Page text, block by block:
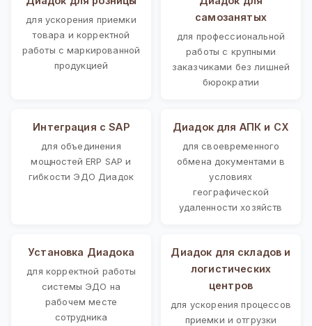
для ускорения приемки
товара и корректной
работы с маркированной
продукцией
самозанятых
для профессиональной
работы с крупными
заказчиками без лишней
бюрократии
Интеграция с SAP
для объединения
мощностей ERP SAP и
гибкости ЭДО Диадок
Диадок для АПК и СХ
для своевременного
обмена документами в
условиях
географической
удаленности хозяйств
Установка Диадока
для корректной работы
системы ЭДО на
рабочем месте
сотрудника
Диадок для складов и
логистических
центров
для ускорения процессов
приемки и отгрузки